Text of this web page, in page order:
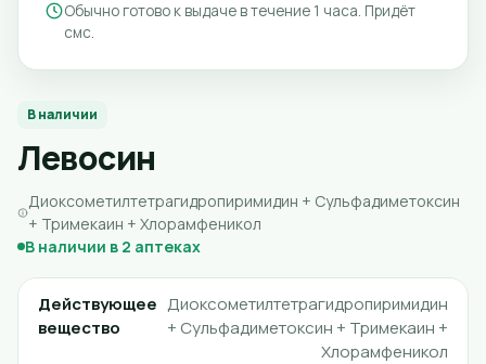
В наличии
Левосин
Диоксометилтетрагидропиримидин + Сульфадиметоксин
+ Тримекаин + Хлорамфеникол
В наличии в 2 аптеках
Действующее
вещество
Диоксометилтетрагидропиримидин
+ Сульфадиметоксин + Тримекаин +
Хлорамфеникол
Обычно готово к выдаче в течение 1 часа. Придёт
смс.